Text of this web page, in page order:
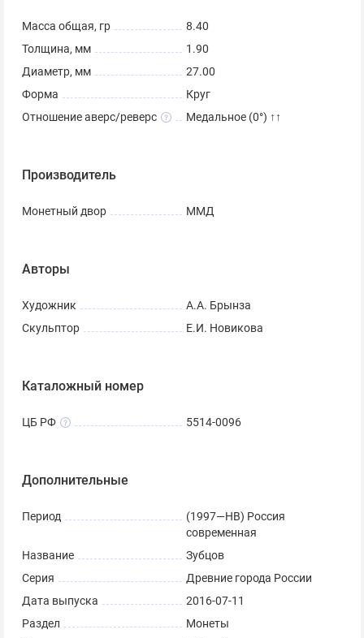
Масса общая, гр
8.40
Толщина, мм
1.90
Диаметр, мм
27.00
Форма
Круг
Отношение аверс/реверс
Медальное (0°) ↑↑
Производитель
Монетный двор ММД
Авторы
Художник
А.А. Брынза
Скульптор
Е.И. Новикова
Каталожный номер
ЦБ РФ 5514-0096
Дополнительные
Период
(1997—НВ) Россия
современная
Название
Зубцов
Серия
Древние города России
Дата выпуска
2016-07-11
Раздел
Монеты